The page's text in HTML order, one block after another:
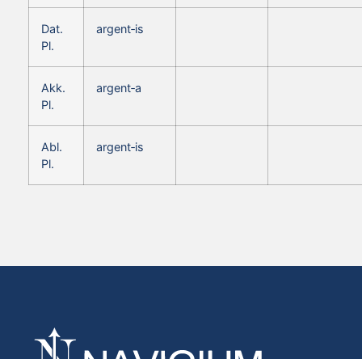
Dat.
Pl.
argent‑is
Akk.
Pl.
argent‑a
Abl.
Pl.
argent‑is